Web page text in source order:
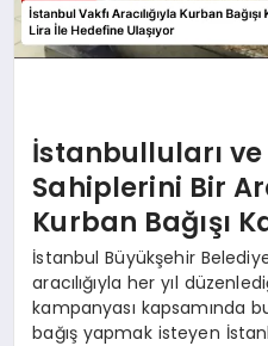
İstanbulluları
Sahiplerini Bir
Kurban Bağışı
İstanbul Büyükşehir
aracılığıyla her yıl
kampanyası kapsamında
bağış yapmak isteyen